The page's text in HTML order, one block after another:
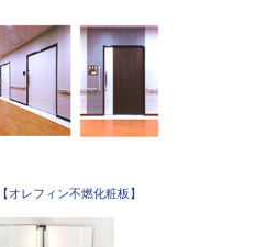
オレフィン不燃化粧板】